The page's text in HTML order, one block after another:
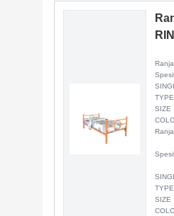
SIZE
SIZE